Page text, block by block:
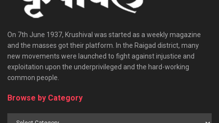
On 7th June 1937, Krushival was started as a weekly magazine
and the masses got their platform. In the Raigad district, many
new movements were launched to fight against injustice and
exploitation upon the underprivileged and the hard-working
common people.
Browse by Category
Browse